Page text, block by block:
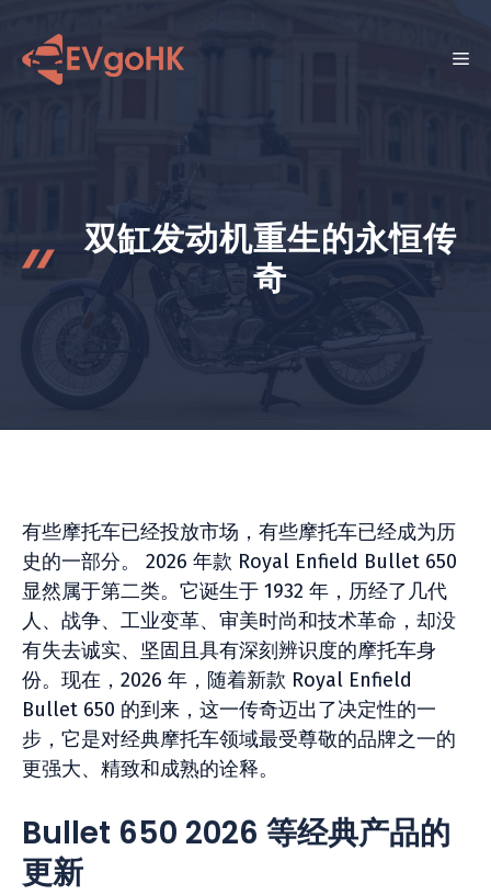
菜
双缸发动机重生的永恒传
奇
有些摩托车已经投放市场，有些摩托车已经成为历
史的一部分。 2026 年款 Royal Enfield Bullet 650
显然属于第二类。它诞生于 1932 年，历经了几代
人、战争、工业变革、审美时尚和技术革命，却没
有失去诚实、坚固且具有深刻辨识度的摩托车身
份。现在，2026 年，随着新款 Royal Enfield
Bullet 650 的到来，这一传奇迈出了决定性的一
步，它是对经典摩托车领域最受尊敬的品牌之一的
更强大、精致和成熟的诠释。
Bullet 650 2026 等经典产品的
更新